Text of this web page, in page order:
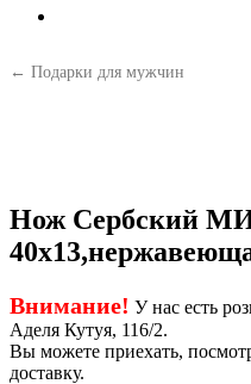
← Подарки для мужчин
Нож Сербский
Внимание! У нас есть
Аделя Кутуя, 116/2.
Вы можете приехать,
доставку.